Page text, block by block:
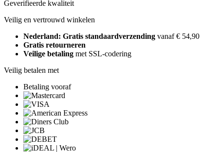
Geverifieerde kwaliteit
Veilig en vertrouwd winkelen
Nederland: Gratis standaardverzending vanaf € 54,90
Gratis retourneren
Veilige betaling met SSL-codering
Veilig betalen met
Betaling vooraf